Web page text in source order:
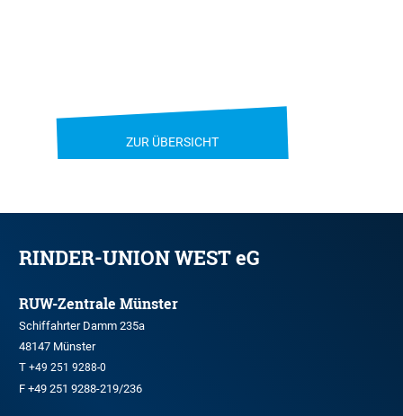
ZUR ÜBERSICHT
RINDER-UNION WEST eG
RUW-Zentrale Münster
Schiffahrter Damm 235a
48147 Münster
T +49 251 9288-0
F +49 251 9288-219/236